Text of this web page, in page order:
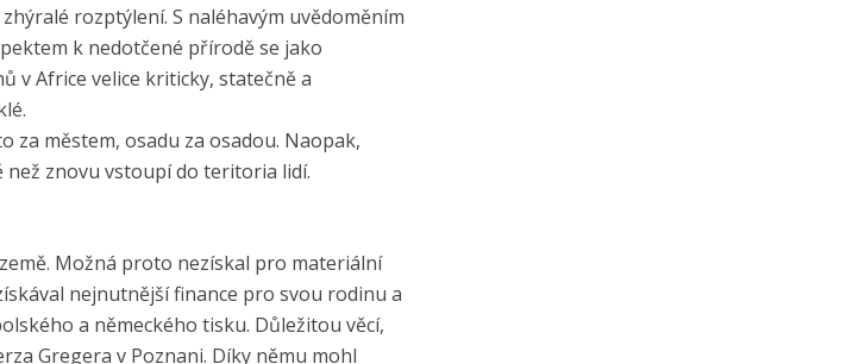
rozptýlení. S naléhavým uvědoměním
k nedotčené přírodě se jako
v Africe velice kriticky, statečně a
za městem, osadu za osadou. Naopak,
než znovu vstoupí do teritoria lidí.
Možná proto nezískal pro materiální
nejnutnější finance pro svou rodinu a
a německého tisku. Důležitou věcí,
Gregera v Poznani. Díky němu mohl